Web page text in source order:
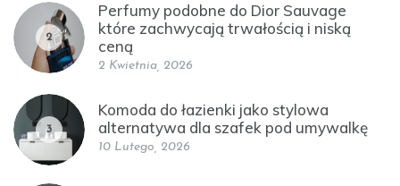
2
Perfumy podobne do Dior Sauvage
które zachwycają trwałością i niską
ceną
2 Kwietnia, 2026
3
Komoda do łazienki jako stylowa
alternatywa dla szafek pod umywalkę
10 Lutego, 2026